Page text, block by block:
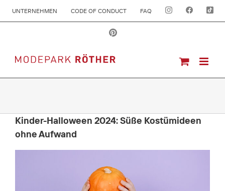
UNTERNEHMEN CODE OF CONDUCT FAQ
Kinder-Halloween 2024: Süße Kostümideen
ohne Aufwand